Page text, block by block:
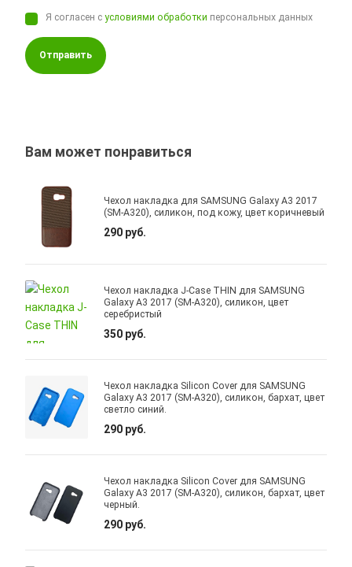
Я согласен сусловиями обработки персональных данных
Отправить
Вам может понравиться
Чехол накладка для SAMSUNG Galaxy A3 2017
(SM-A320), силикон, под кожу, цвет коричневый
290 руб.
Чехол накладка J-Case THIN для SAMSUNG
Galaxy A3 2017 (SM-A320), силикон, цвет
серебристый
350 руб.
Чехол накладка Silicon Cover для SAMSUNG
Galaxy A3 2017 (SM-A320), силикон, бархат, цвет
светло синий.
290 руб.
Чехол накладка Silicon Cover для SAMSUNG
Galaxy A3 2017 (SM-A320), силикон, бархат, цвет
черный.
290 руб.